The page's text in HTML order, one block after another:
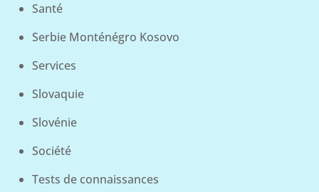
Santé
Serbie Monténégro Kosovo
Services
Slovaquie
Slovénie
Société
Tests de connaissances